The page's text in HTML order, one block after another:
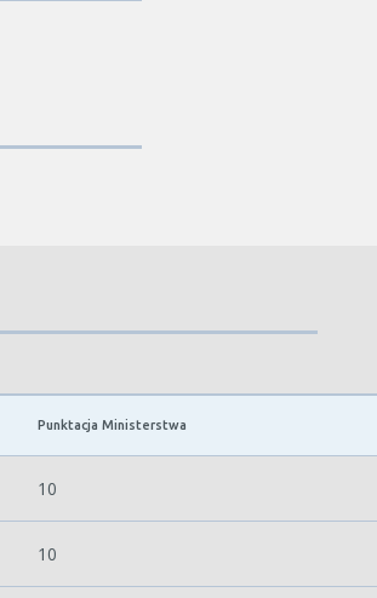
Punktacja Ministerstwa
10
10